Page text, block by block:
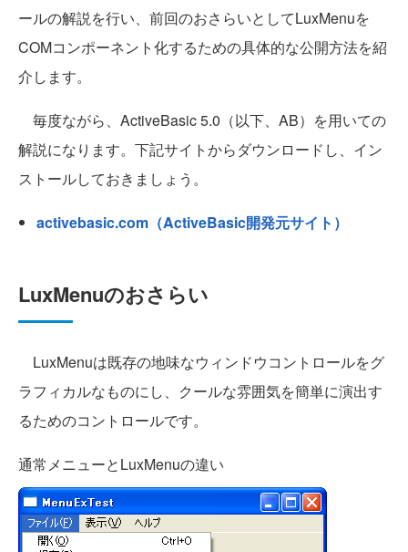
ールの解説を行い、前回のおさらいとしてLuxMenuを
COMコンポーネント化するための具体的な公開方法を紹
介します。
毎度ながら、ActiveBasic 5.0（以下、AB）を用いての
解説になります。下記サイトからダウンロードし、イン
ストールしておきましょう。
activebasic.com（ActiveBasic開発元サイト）
LuxMenuのおさらい
LuxMenuは既存の地味なウィンドウコントロールをグ
ラフィカルなものにし、クールな雰囲気を簡単に演出す
るためのコントロールです。
通常メニューとLuxMenuの違い